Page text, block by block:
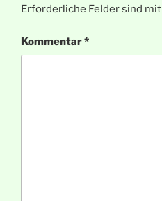
Erforderliche Felder sind mit
Kommentar*